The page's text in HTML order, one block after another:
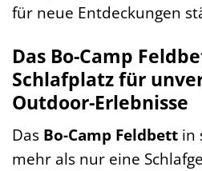
für neue Entdeckungen
Das Bo-Camp
Schlafplatz für
Outdoor-Erlebnisse
Das Bo-Camp Feldbett in
mehr als nur eine